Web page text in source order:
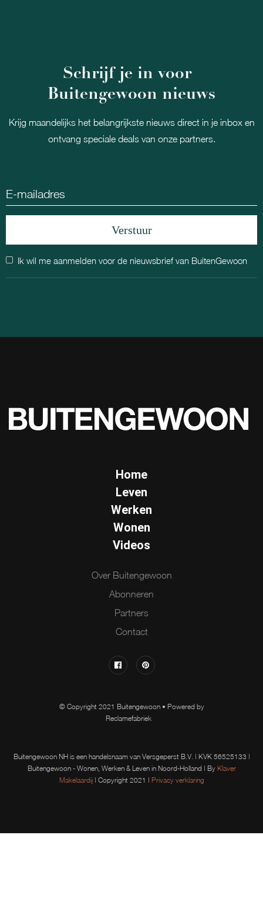
Schrijf je in voor
Buitengewoon nieuws
Krijg maandelijks het belangrijkste nieuws direct in je inbox en
ontvang speciale deals van onze partners.
Ik wil me aanmelden voor de nieuwsbrief van BuitenGewoon
Home
Leven
Werken
Wonen
Videos
Over Buitengewoon
Abonneren
Partners
Contact
© Copyright 2021 Buitengewoon • Powered by
Reclamefabriek
Buitengewoon NH is een handelsnaam van Versgeperst B.V. | KVK 56525133 |
Buitengewoon - Wonen, Werken & Leven in Noord-Holland | By Klaver
Makelaardij| Copyright 2021 | Privacy verklaring